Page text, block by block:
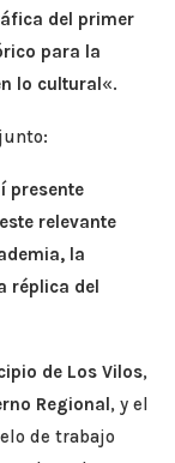
del primer
para la
lo cultural«.
presente
relevante
la
réplica del
de Los Vilos,
Regional, y el
de trabajo